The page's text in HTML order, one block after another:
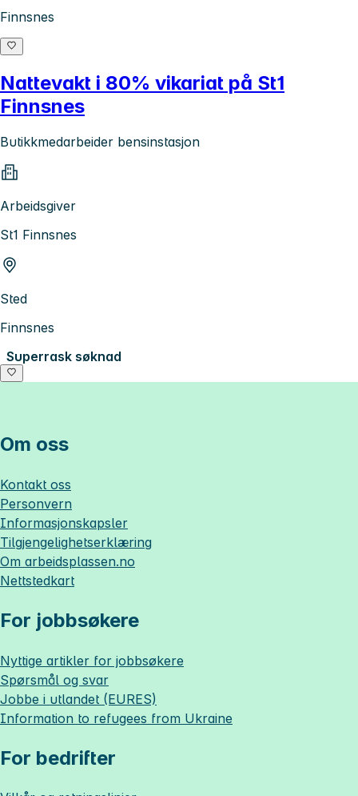
Finnsnes
Nattevakt i 80% vikariat på St1
Finnsnes
Butikkmedarbeider bensinstasjon
Arbeidsgiver
St1 Finnsnes
Sted
Finnsnes
Superrask søknad
Om oss
Kontakt oss
Personvern
Informasjonskapsler
Tilgjengelighetserklæring
Om arbeidsplassen.no
Nettstedkart
For jobbsøkere
Nyttige artikler for jobbsøkere
Spørsmål og svar
Jobbe i utlandet (EURES)
Information to refugees from Ukraine
For bedrifter